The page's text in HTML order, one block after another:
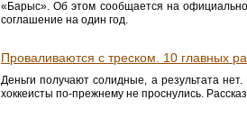
«Барыс». Об этом сообщается на
соглашение на один год.
Проваливаются с треском. 10 главных
Деньги получают солидные, а результата
хоккеисты по-прежнему не проснулись.